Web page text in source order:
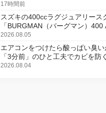
17時間前
スズキの400ccラグジュアリース
「BURGMAN（バーグマン）400
更し、8月18日に発売
2026.08.05
エアコンをつけたら酸っぱい臭
「3分前」のひと工夫でカビを防
2026.08.04